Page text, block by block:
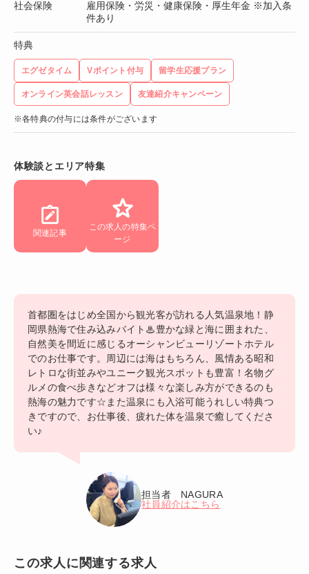
社会保険
雇用保険・労災・健康保険・厚生年金 ※加入条
件あり
特典
エグゼタイム Vポイント付与 留学生応援プラン
オンライン英会話レッスン 友達紹介キャンペーン
※各特典の付与には条件がございます
体験談とエリア特集
関連記事
この求人の特集ペ
ージ
首都圏をはじめ全国から観光客が訪れる人気温泉地！静
岡県熱海で住み込みバイト♨豊かな緑と海に囲まれた、
自然美を間近に感じるオーシャンビューリゾートホテル
でのお仕事です。周辺には海はもちろん、風情ある昭和
レトロな街並みやユニーク観光スポットも豊富！名物グ
ルメの食べ歩きなどオフは様々な楽しみ方ができるのも
熱海の魅力です☆また温泉にも入浴可能うれしい特典つ
きですので、お仕事後、疲れた体を温泉で癒してくださ
い♪
担当者 NAGURA
社員紹介はこちら
この求人に関連する求人